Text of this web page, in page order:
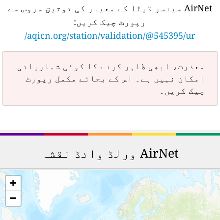
AirNet سینسر ڈیٹا کے معیار کی توثیق سروس سے
رپورٹ چیک کریں:
aqicn.org/station/validation/@545395/ur/
معذرت، ابھی ظاہر کرنے کا کوئی شماریاتی
امکان نہیں ہے۔ اس کے بجائے مکمل رپورٹ
چیک کریں۔
AirNet ورلڈ وائڈ نقشہ
+
−